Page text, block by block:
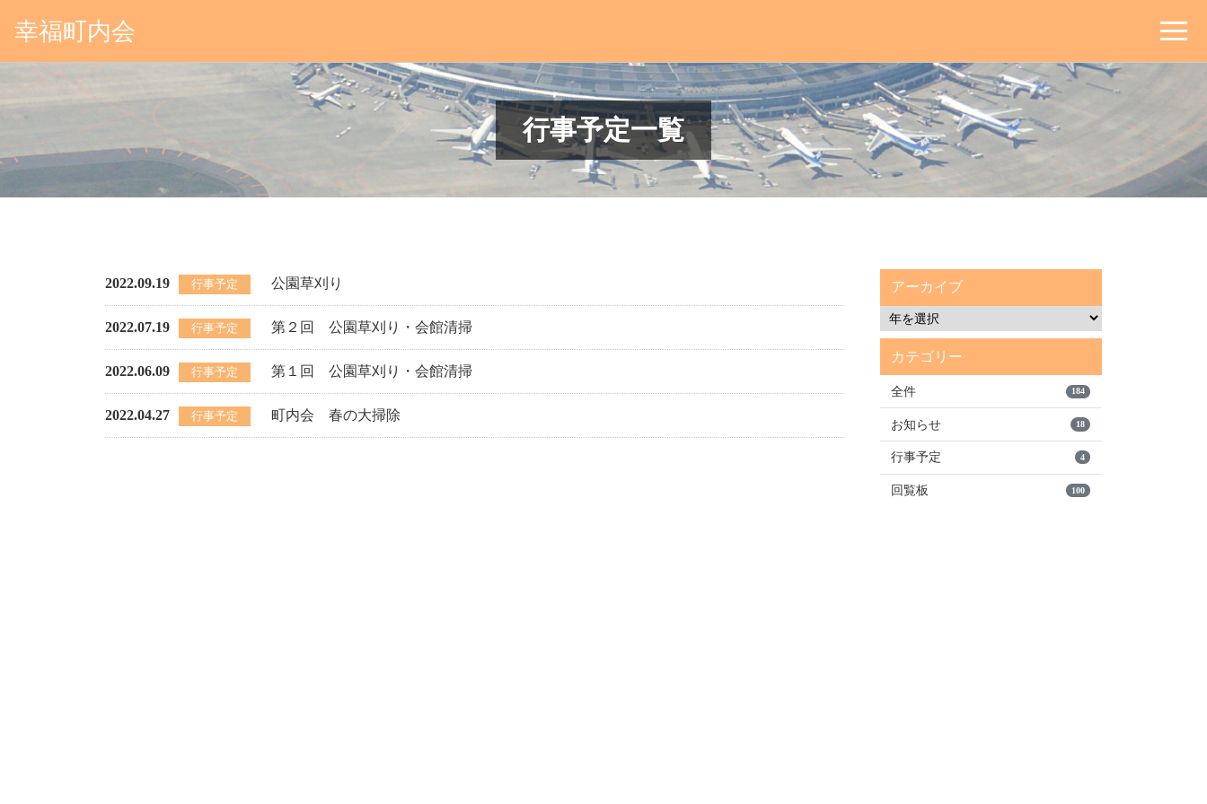
幸福町内会
行事予定一覧
2022.09.19 行事予定 公園草刈り
2022.07.19 行事予定 第２回 公園草刈り・会館清掃
2022.06.09 行事予定 第１回 公園草刈り・会館清掃
2022.04.27 行事予定 町内会 春の大掃除
アーカイブ
カテゴリー
全件 184
お知らせ 18
行事予定 4
回覧板 100